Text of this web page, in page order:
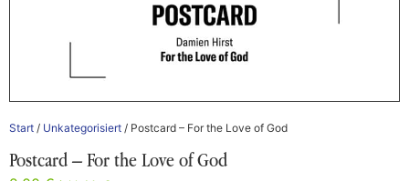
Start / Unkategorisiert / Postcard – For the Love of God
Postcard – For the Love of God